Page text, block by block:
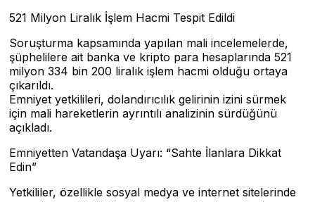
521 Milyon Liralık İşlem Hacmi Tespit Edildi
Soruşturma kapsamında yapılan mali incelemelerde,
şüphelilere ait banka ve kripto para hesaplarında 521
milyon 334 bin 200 liralık işlem hacmi olduğu ortaya
çıkarıldı.
Emniyet yetkilileri, dolandırıcılık gelirinin izini sürmek
için mali hareketlerin ayrıntılı analizinin sürdüğünü
açıkladı.
Emniyetten Vatandaşa Uyarı: “Sahte İlanlara Dikkat
Edin”
Yetkililer, özellikle sosyal medya ve internet sitelerinde